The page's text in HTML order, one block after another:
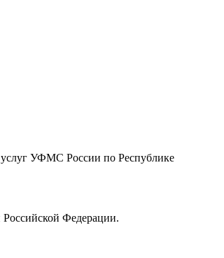
услуг УФМС России по Республике
Федерации.